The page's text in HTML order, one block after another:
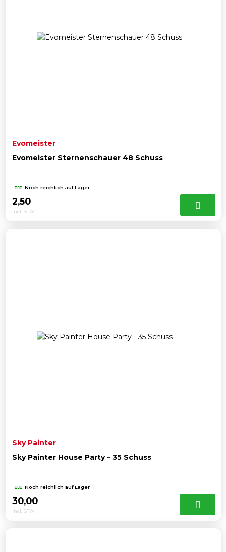
Evomeister
Evomeister Sternenschauer 48 Schuss
Noch reichlich auf Lager
2,50
Incl. BTW
Sky Painter
Sky Painter House Party – 35 Schuss
Noch reichlich auf Lager
30,00
Incl. BTW